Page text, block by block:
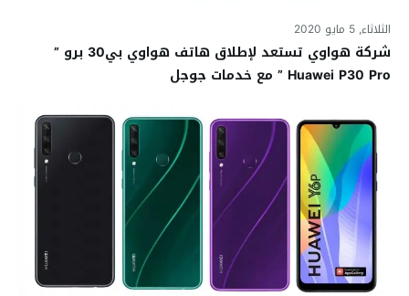
الثلاثاء, 5 مايو 2020
شركة هواوي تستعد لإطلاق هاتف هواوي بي30 برو ”
Huawei P30 Pro ” مع خدمات جوجل